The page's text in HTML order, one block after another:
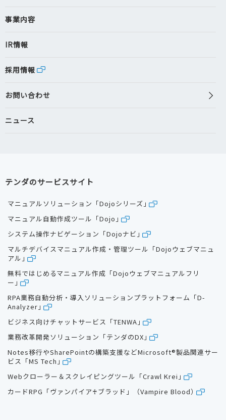
事業内容
IR情報
採用情報
お問い合わせ
ニュース
テンダのサービスサイト
マニュアルソリューション「Dojoシリーズ」
マニュアル自動作成ツール「Dojo」
システム操作ナビゲーション「Dojoナビ」
マルチデバイスマニュアル作成・管理ツール「Dojoウェブマニュ
アル」
無料ではじめるマニュアル作成「Dojoウェブマニュアルフリ
ー」
RPA業務自動分析・導入ソリューションプラットフォーム「D-
Analyzer」
ビジネス向けチャットサービス「TENWA」
業務改革開発ソリューション「テンダのDX」
Notes移行やSharePointの構築支援などMicrosoft®製品関連サー
ビス「MS Tech」
Webクローラー＆スクレイピングツール「Crawl Krei」
カードRPG「ヴァンパイア♰ブラッド」（Vampire Blood）